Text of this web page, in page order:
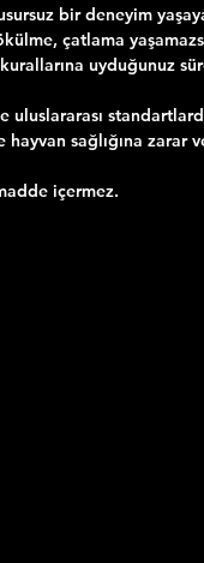
bir deneyim
çatlama
uyduğunuz
uluslararası
hayvan sağlığına zarar
içermez.